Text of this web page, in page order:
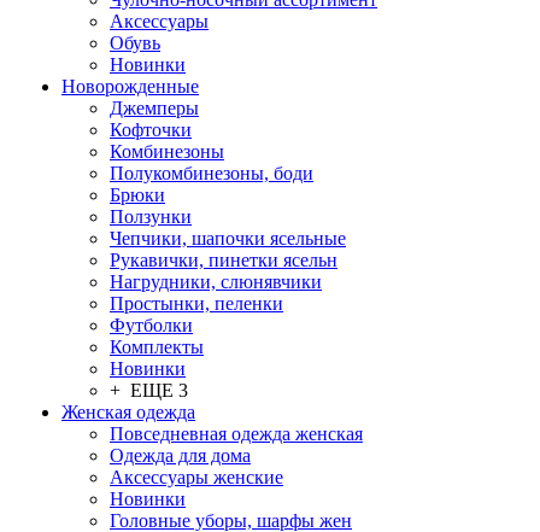
Аксессуары
Обувь
Новинки
Новорожденные
Джемперы
Кофточки
Комбинезоны
Полукомбинезоны, боди
Брюки
Ползунки
Чепчики, шапочки ясельные
Рукавички, пинетки ясельн
Нагрудники, слюнявчики
Простынки, пеленки
Футболки
Комплекты
Новинки
+ ЕЩЕ 3
Женская одежда
Повседневная одежда женская
Одежда для дома
Аксессуары женские
Новинки
Головные уборы, шарфы жен